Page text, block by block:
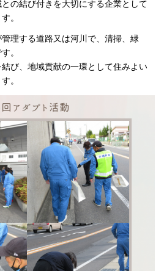
の結び付きを大切にする企業として
。
理する道路又は河川で、清掃、緑
。
び、地域貢献の一環として住みよい
。